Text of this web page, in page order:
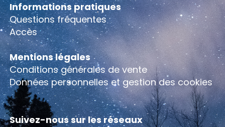
Informations pratiques
Questions fréquentes
Accès
Mentions légales
Conditions générales de vente
Données personnelles et gestion des cookies
Suivez-nous sur les réseaux